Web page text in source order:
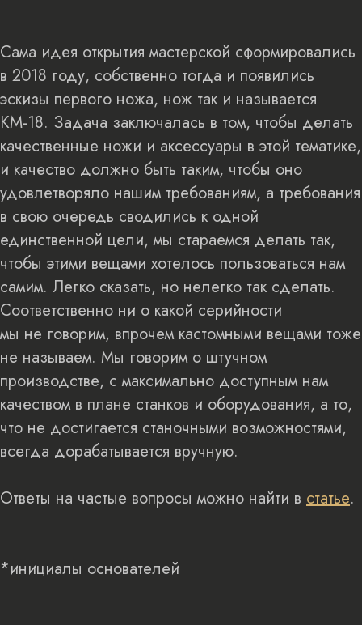
Сама идея открытия мастерской сформировались
в 2018 году, собственно тогда и появились
эскизы первого ножа, нож так и называется
КМ-18. Задача заключалась в том, чтобы делать
качественные ножи и аксессуары в этой тематике,
и качество должно быть таким, чтобы оно
удовлетворяло нашим требованиям, а требования
в свою очередь сводились к одной
единственной цели, мы стараемся делать так,
чтобы этими вещами хотелось пользоваться нам
самим. Легко сказать, но нелегко так сделать.
Соответственно ни о какой серийности
мы не говорим, впрочем кастомными вещами тоже
не называем. Мы говорим о штучном
производстве, с максимально доступным нам
качеством в плане станков и оборудования, а то,
что не достигается станочными возможностями,
всегда дорабатывается вручную.
Ответы на частые вопросы можно найти в статье.
*инициалы основателей